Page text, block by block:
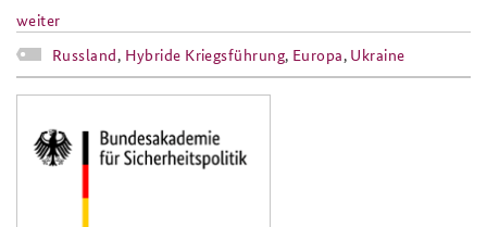
weiter
Russland, Hybride Kriegsführung, Europa, Ukraine